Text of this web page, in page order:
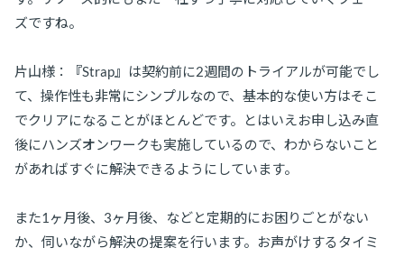
ズですね。
片山様：『Strap』は契約前に2週間のトライアルが可能でし
て、操作性も非常にシンプルなので、基本的な使い方はそこ
でクリアになることがほとんどです。とはいえお申し込み直
後にハンズオンワークも実施しているので、わからないこと
があればすぐに解決できるようにしています。
また1ヶ月後、3ヶ月後、などと定期的にお困りごとがない
か、伺いながら解決の提案を行います。お声がけするタイミ